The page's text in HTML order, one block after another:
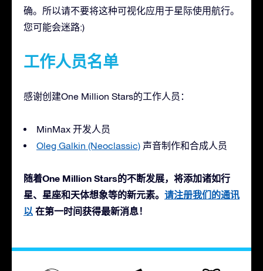
确。所以请不要将这种可视化应用于星际使用航行。
您可能会迷路:)
工作人员名单
感谢创建One Million Stars的工作人员：
MinMax 开发人员
Oleg Galkin (Neoclassic) 声音制作和合成人员
随着One Million Stars的不断发展，将添加诸如行
星、星座和天体想象等的新元素。 请注册我们的通讯
以 在第一时间获得最新消息！